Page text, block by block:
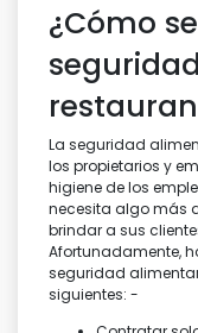
¿Cómo
La seguridad
los propietarios y
higiene de los
necesita algo más
brindar a sus
Afortunadamente,
seguridad
siguientes: -